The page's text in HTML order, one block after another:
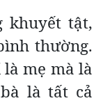
khuyết tật,
thường.
mẹ mà là
là tất cả